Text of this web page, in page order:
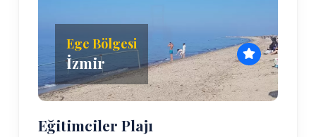
Ege Bölgesi
İzmir
Eğitimciler Plajı